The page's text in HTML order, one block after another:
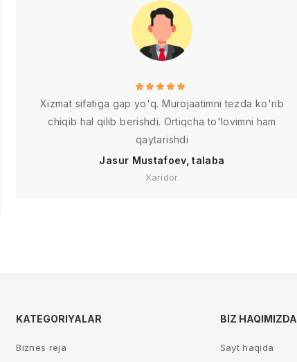
Xizmat sifatiga gap yo'q. Murojaatimni tezda ko'rib
chiqib hal qilib berishdi. Ortiqcha to'lovimni ham
qaytarishdi
Jasur Mustafoev, talaba
Xaridor
KATEGORIYALAR
Biznes reja
BIZ HAQIMIZDA
Sayt haqida